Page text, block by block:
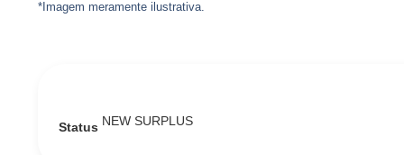
*Imagem meramente ilustrativa.
Status NEW SURPLUS